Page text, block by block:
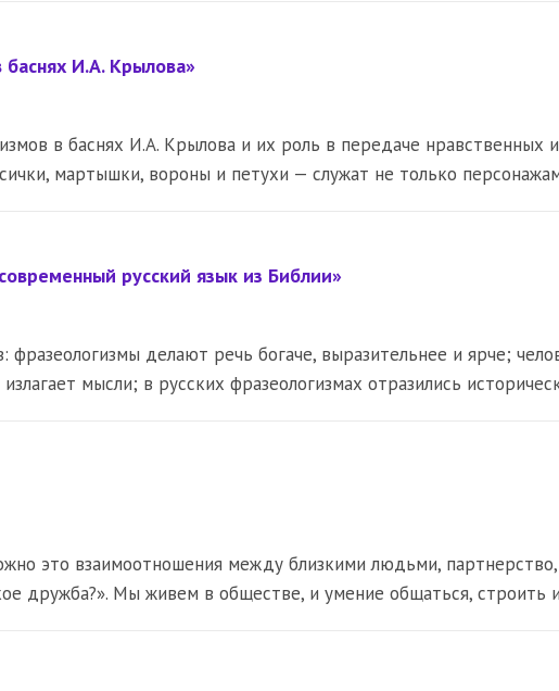
И.А. Крылова»
в баснях И.А. Крылова и их роль в передаче нравственных
мартышки, вороны и петухи — служат не только
русский язык из Библии»
делают речь богаче, выразительнее и ярче;
мысли; в русских фразеологизмах отразились
это взаимоотношения между близкими людьми,
дружба?». Мы живем в обществе, и умение общаться,